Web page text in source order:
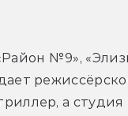
№9»,
а студия